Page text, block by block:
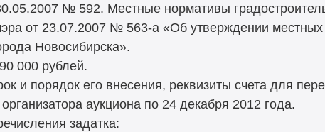
№ 592. Местные нормативы
от 23.07.2007 № 563-а «Об утверждении местных
Новосибирска».
000 рублей.
и порядок его внесения, реквизиты счета для
аукциона по 24 декабря 2012 года.
задатка: